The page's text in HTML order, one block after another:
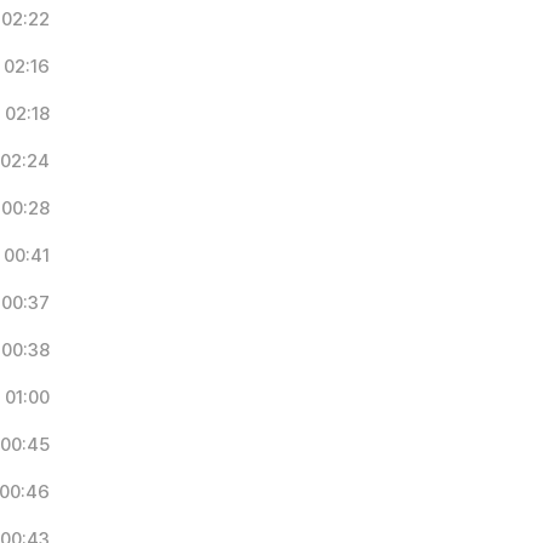
02:22
02:16
02:18
02:24
00:28
00:41
00:37
00:38
01:00
00:45
00:46